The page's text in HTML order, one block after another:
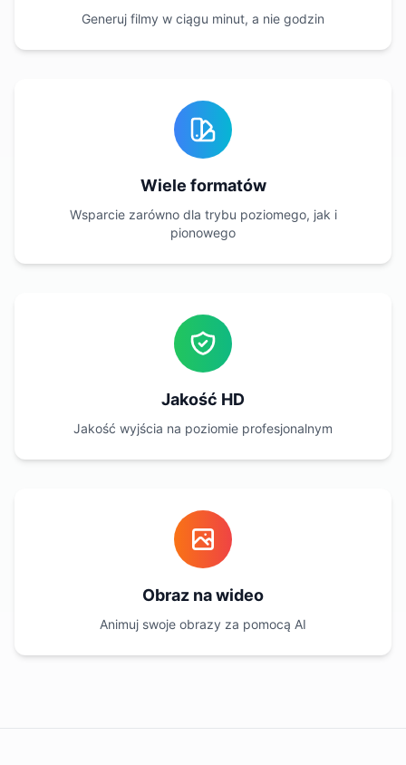
Generuj filmy w ciągu minut, a nie godzin
Wiele formatów
Wsparcie zarówno dla trybu poziomego, jak i
pionowego
Jakość HD
Jakość wyjścia na poziomie profesjonalnym
Obraz na wideo
Animuj swoje obrazy za pomocą AI